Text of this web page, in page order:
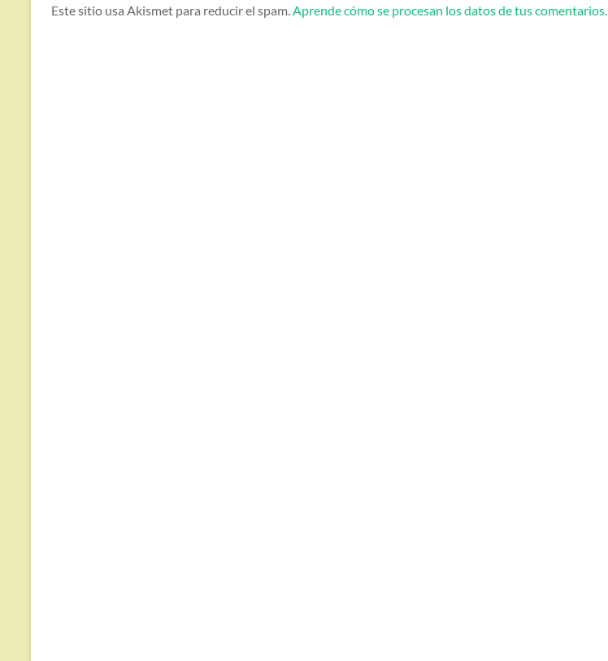
Este sitio usa Akismet para reducir el spam.Aprende cómo se procesan los datos de tus comentarios.